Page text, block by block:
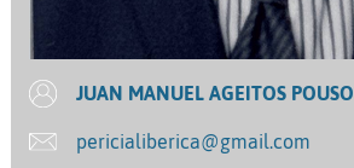
JUAN MANUEL AGEITOS POUSO
pericialiberica@gmail.com